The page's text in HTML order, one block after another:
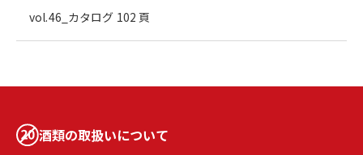
vol.46_カタログ 102 頁
酒類の取扱いについて